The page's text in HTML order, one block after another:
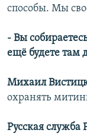
способы. Мы
- Вы
ещё будете там
Михаил
охранять
Русская служба